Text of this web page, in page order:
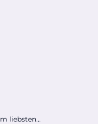
liebsten...